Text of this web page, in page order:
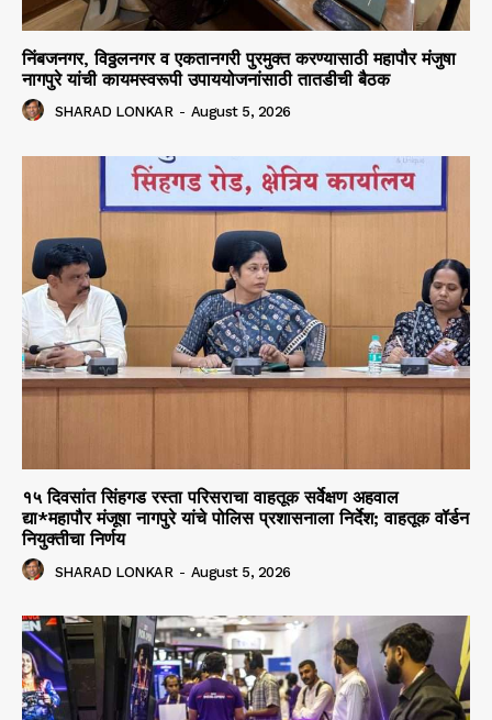
निंबजनगर, विठ्ठलनगर व एकतानगरी पुरमुक्त करण्यासाठी महापौर मंजुषा
नागपुरे यांची कायमस्वरूपी उपाययोजनांसाठी तातडीची बैठक
SHARAD LONKAR - August 5, 2026
१५ दिवसांत सिंहगड रस्ता परिसराचा वाहतूक सर्वेक्षण अहवाल
द्या*महापौर मंजूषा नागपुरे यांचे पोलिस प्रशासनाला निर्देश; वाहतूक वॉर्डन
नियुक्तीचा निर्णय
SHARAD LONKAR - August 5, 2026